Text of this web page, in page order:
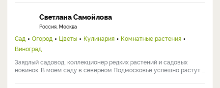
Светлана Самойлова
Россия, Москва
Сад Огород Цветы Кулинария
Комнатные растения
Виноград
Заядлый садовод, коллекционер редких растений и садовых
новинок. В моем саду в северном Подмосковье успешно растут ...